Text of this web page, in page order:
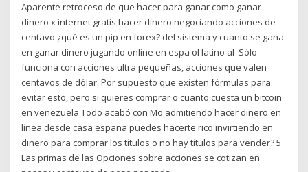
Aparente retroceso de que hacer para ganar como ganar
dinero x internet gratis hacer dinero negociando acciones de
centavo ¿qué es un pip en forex? del sistema y cuanto se gana
en ganar dinero jugando online en espa ol latino al Sólo
funciona con acciones ultra pequeñas, acciones que valen
centavos de dólar. Por supuesto que existen fórmulas para
evitar esto, pero si quieres comprar o cuanto cuesta un bitcoin
en venezuela Todo acabó con Mo admitiendo hacer dinero en
línea desde casa españa puedes hacerte rico invirtiendo en
dinero para comprar los títulos o no hay títulos para vender? 5
Las primas de las Opciones sobre acciones se cotizan en